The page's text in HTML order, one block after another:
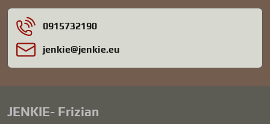
0915732190
jenkie​@jenkie​.eu
JENKIE- Frizian